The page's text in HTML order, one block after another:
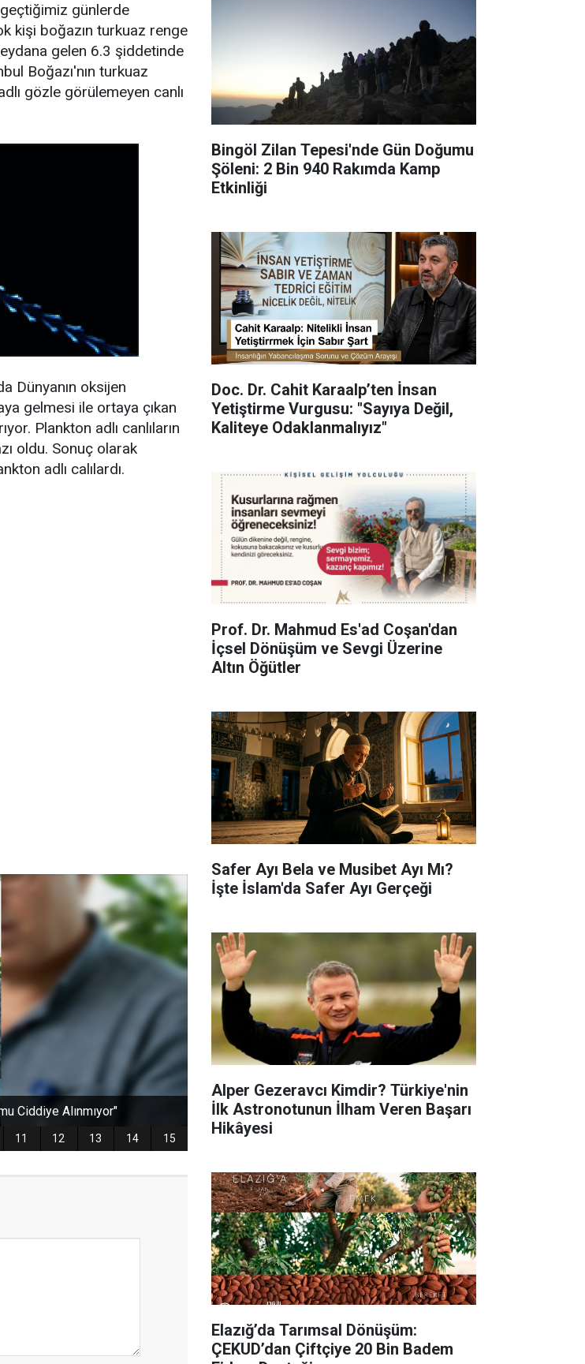
günlerde
kişi boğazın turkuaz renge
gelen 6.3 şiddetinde
Boğazı'nın turkuaz
gözle görülemeyen canlı
Dünyanın oksijen
gelmesi ile ortaya çıkan
Plankton adlı canlıların
oldu. Sonuç olarak
adlı calılardı.
Bingöl Zilan Tepesi'nde Gün Doğumu
Şöleni: 2 Bin 940 Rakımda Kamp
Etkinliği
Doc. Dr. Cahit Karaalp’ten İnsan
Yetiştirme Vurgusu: "Sayıya Değil,
Kaliteye Odaklanmalıyız"
Prof. Dr. Mahmud Es'ad Coşan'dan
İçsel Dönüşüm ve Sevgi Üzerine
Altın Öğütler
Safer Ayı Bela ve Musibet Ayı Mı?
İşte İslam'da Safer Ayı Gerçeği
Alper Gezeravcı Kimdir? Türkiye'nin
İlk Astronotunun İlham Veren Başarı
Hikâyesi
​Elazığ’da Tarımsal Dönüşüm:
ÇEKUD’dan Çiftçiye 20 Bin Badem